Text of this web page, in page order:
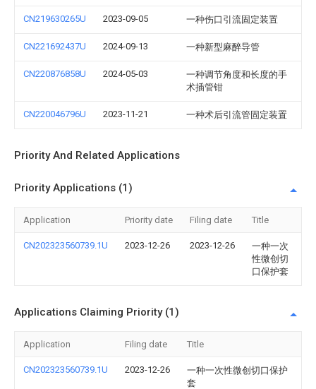
CN219630265U 2023-09-05 一种伤口引流固定装置
CN221692437U 2024-09-13 一种新型麻醉导管
CN220876858U 2024-05-03
一种调节角度和长度的手
术插管钳
CN220046796U 2023-11-21 一种术后引流管固定装置
Priority And Related Applications
Priority Applications (1)
Application Priority date Filing date Title
CN202323560739.1U 2023-12-26 2023-12-26
一种一次
性微创切
口保护套
Applications Claiming Priority (1)
Application Filing date Title
CN202323560739.1U 2023-12-26
一种一次性微创切口保护
套